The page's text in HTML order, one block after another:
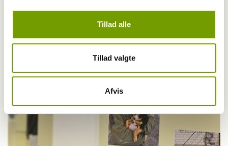
Tillad alle
Tillad valgte
Afvis
EDS: Er hunde nogensinde ligegyldige